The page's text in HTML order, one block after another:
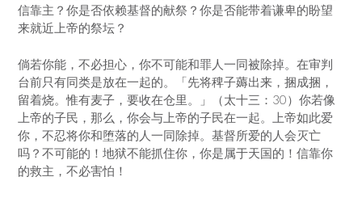
信靠主？你是否依赖基督的献祭？你是否能带着谦卑的盼望
来就近上帝的祭坛？
倘若你能，不必担心，你不可能和罪人一同被除掉。在审判
台前只有同类是放在一起的。「先将稗子薅出来，捆成捆，
留着烧。惟有麦子，要收在仓里。」（太十三：30）你若像
上帝的子民，那么，你会与上帝的子民在一起。上帝如此爱
你，不忍将你和堕落的人一同除掉。基督所爱的人会灭亡
吗？不可能的！地狱不能抓住你，你是属于天国的！信靠你
的救主，不必害怕！